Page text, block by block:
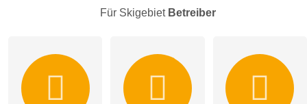
Für Skigebiet Betreiber